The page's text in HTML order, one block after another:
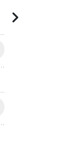
chevron_right